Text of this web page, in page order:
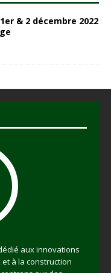
& 2 décembre 2022
aux innovations
à la construction